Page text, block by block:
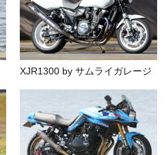
XJR1300 by サムライガレージ